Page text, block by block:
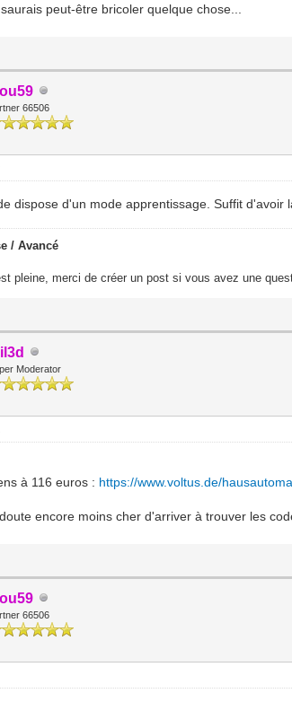
peut-être bricoler quelque chose...
66506
dispose d'un mode apprentissage. Suffit d'avoir
/ Avancé
pleine, merci de créer un post si vous avez une
Moderator
à 116 euros : https://www.voltus.de/
encore moins cher d'arriver à trouver les
66506